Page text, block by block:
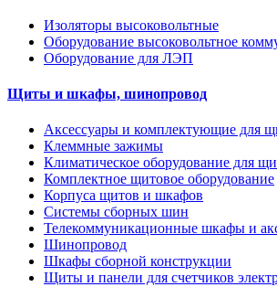
Изоляторы высоковольтные
Оборудование высоковольтное
Оборудование для ЛЭП
Щиты и шкафы, шинопровод
Аксессуары и комплектующие для
Клеммные зажимы
Климатическое оборудование для
Комплектное щитовое оборудование
Корпуса щитов и шкафов
Системы сборных шин
Телекоммуникационные шкафы и
Шинопровод
Шкафы сборной конструкции
Щиты и панели для счетчиков